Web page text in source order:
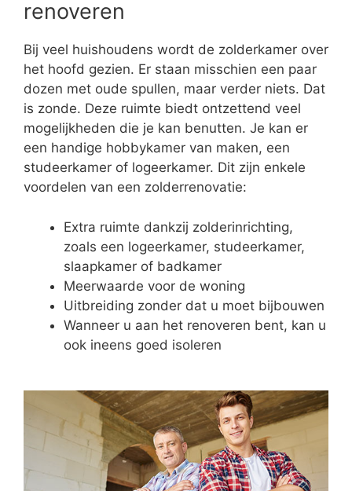
renoveren
Bij veel huishoudens wordt de zolderkamer over
het hoofd gezien. Er staan misschien een paar
dozen met oude spullen, maar verder niets. Dat
is zonde. Deze ruimte biedt ontzettend veel
mogelijkheden die je kan benutten. Je kan er
een handige hobbykamer van maken, een
studeerkamer of logeerkamer. Dit zijn enkele
voordelen van een zolderrenovatie:
Extra ruimte dankzij zolderinrichting,
zoals een logeerkamer, studeerkamer,
slaapkamer of badkamer
Meerwaarde voor de woning
Uitbreiding zonder dat u moet bijbouwen
Wanneer u aan het renoveren bent, kan u
ook ineens goed isoleren